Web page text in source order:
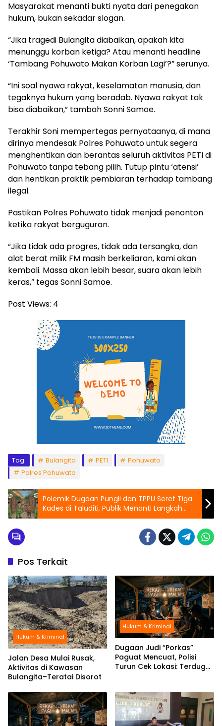
Masyarakat menanti bukti nyata dari penegakan
hukum, bukan sekadar slogan.
“Jika tragedi Bulangita diabaikan, apakah kita
menunggu korban ketiga? Atau menanti headline
‘Tambang Pohuwato Makan Korban Lagi’?” serunya.
“Ini soal nyawa rakyat, keselamatan manusia, dan
tegaknya hukum yang beradab. Nyawa rakyat tak
bisa diabaikan,” tambah Sonni Samoe.
Terakhir Soni mempertegas pernyataanya, di mana
dirinya mendesak Polres Pohuwato untuk segera
menghentikan dan berantas seluruh aktivitas PETI di
Pohuwato tanpa tebang pilih. Tutup pintu ‘atensi’
dan hentikan praktik pembiaran terhadap tambang
ilegal.
Pastikan Polres Pohuwato tidak menjadi penonton
ketika rakyat berguguran.
“Jika tidak ada progres, tidak ada tersangka, dan
alat berat milik FM masih berkeliaran, kami akan
kembali. Massa akan lebih besar, suara akan lebih
keras,” tegas Sonni Samoe.
Post Views: 4
Tag: Bulangita PETI
Pohuwato
Polres Pohuwato
Polemik Dugaan Pungli dan TPPU Seret Tiga
Kades di Taluditi, Publik Menanti Langkah
Tegas Polres Pohuwato
Pos Terkait
Hukum & Kriminal
Jalan Desa Mulai Rusak,
Aktivitas di Kawasan
Bulangita–Teratai Disorot
Hukum & Kriminal
Dugaan Judi “Porkas”
Paguat Mencuat, Polisi
Turun Cek Lokasi: Terduga